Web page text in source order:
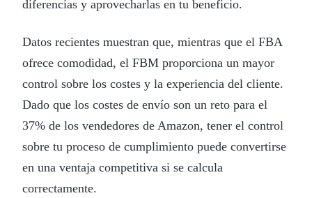
diferencias y aprovecharlas en tu beneficio.
Datos recientes muestran que, mientras que el FBA
ofrece comodidad, el FBM proporciona un mayor
control sobre los costes y la experiencia del cliente.
Dado que los costes de envío son un reto para el
37% de los vendedores de Amazon, tener el control
sobre tu proceso de cumplimiento puede convertirse
en una ventaja competitiva si se calcula
correctamente.